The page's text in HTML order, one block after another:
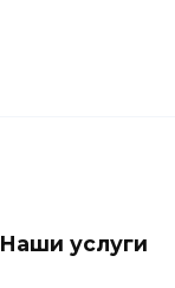
Наши услуги